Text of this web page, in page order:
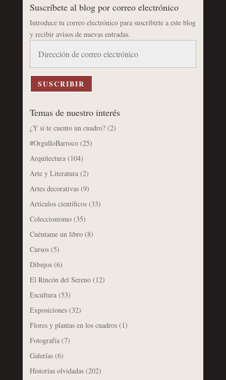
Suscríbete al blog por correo electrónico
Introduce tu correo electrónico para suscribirte a este blog
y recibir avisos de nuevas entradas.
correo
electrónico
SUSCRIBIR
Temas de nuestro interés
¿Y si te cuento un cuadro?(2)
#OrgulloBarroco(25)
Arquitectura(104)
Arte y Literatura(2)
Artes decorativas(9)
Artículos científicos(33)
Coleccionismo(35)
Cuéntame un libro(8)
Cursos(5)
Dibujos(6)
El Rincón del Sereno(12)
Escultura(53)
Exposiciones(32)
Flores y plantas en los cuadros(1)
Fotografía(7)
Galerías(6)
Historias olvidadas(202)